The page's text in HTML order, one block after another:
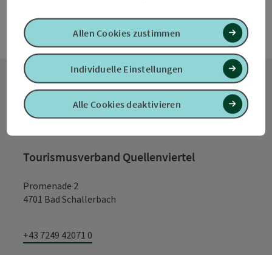
Kontakt
Tourismusverband Quellenviertel
Promenade 2
4701 Bad Schallerbach
+43 7249 42071 0
Alle Cookies deaktivieren
Individuelle Einstellungen
Allen Cookies zustimmen